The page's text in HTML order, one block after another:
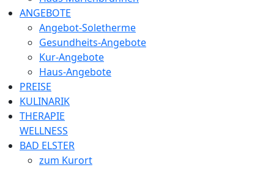
ANGEBOTE
Angebot-Soletherme
Gesundheits-Angebote
Kur-Angebote
Haus-Angebote
PREISE
KULINARIK
THERAPIE
WELLNESS
BAD ELSTER
zum Kurort